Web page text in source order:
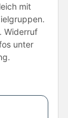
mit
Widerruf
unter